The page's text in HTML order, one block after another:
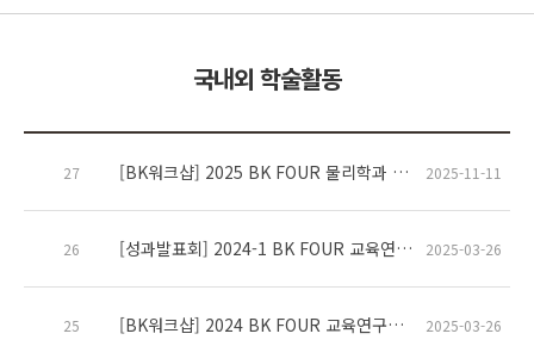
국내외 학술활동
27 [BK워크샵] 2025 BK FOUR 물리학과 교육연구팀 공동워크샵 행사 2025-11-11
26 [성과발표회] 2024-1 BK FOUR 교육연구팀 5차년도 성과발표회 행사 및 시상식 2025-03-26
25 [BK워크샵] 2024 BK FOUR 교육연구팀 물리학과 워크샵 행사 2025-03-26